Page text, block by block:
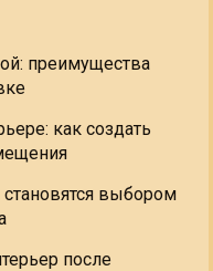
преимущества
как создать
выбором
после